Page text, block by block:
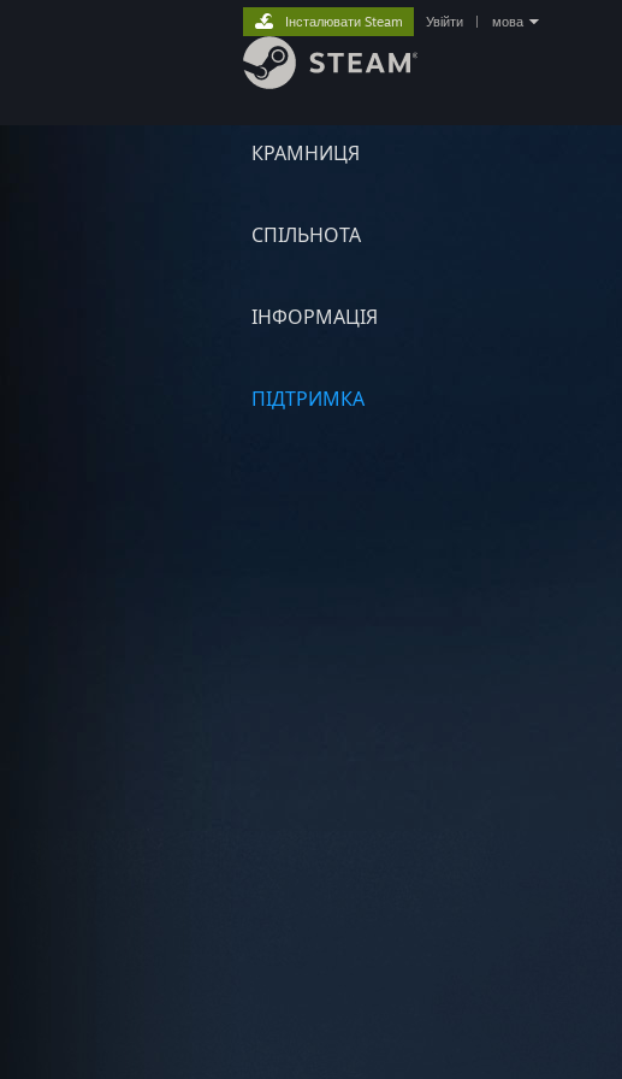
КРАМНИЦЯ
СПІЛЬНОТА
ІНФОРМАЦІЯ
ПІДТРИМКА
Інсталювати Steam Увійти мова